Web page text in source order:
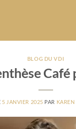
BLOG DU VDI
Café
5 JANVIER 2025 PAR